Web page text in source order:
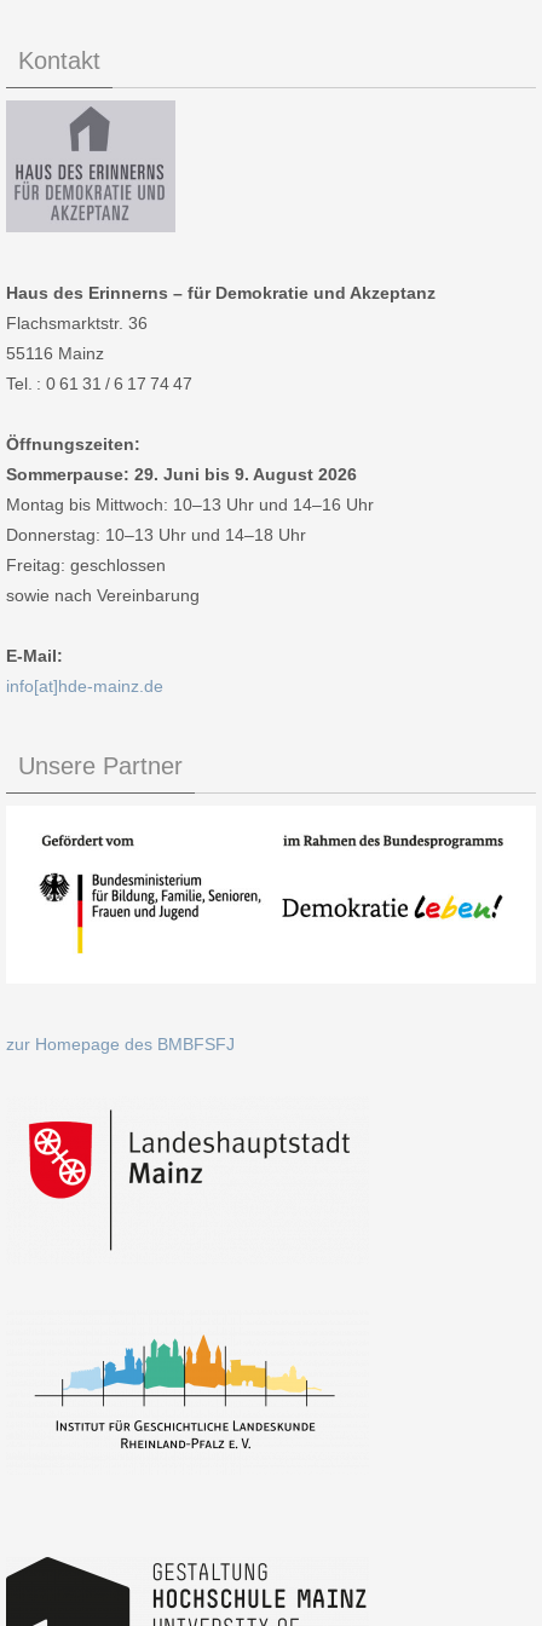
Kontakt
Haus des Erinnerns – für Demokratie und Akzeptanz
Flachsmarktstr. 36
55116 Mainz
Tel. : 0 61 31 / 6 17 74 47
Öffnungszeiten:
Sommerpause: 29. Juni bis 9. August 2026
Montag bis Mittwoch: 10–13 Uhr und 14–16 Uhr
Donnerstag: 10–13 Uhr und 14–18 Uhr
Freitag: geschlossen
sowie nach Vereinbarung
E-Mail:
info[at]hde-mainz.de
Unsere Partner
zur Homepage des BMBFSFJ